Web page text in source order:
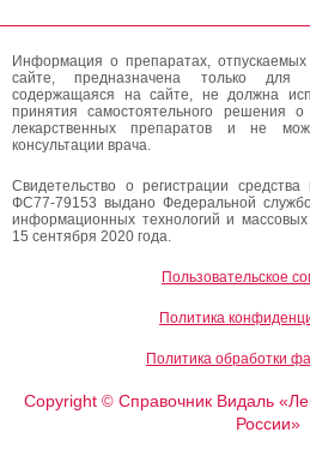
Информация о препаратах,
сайте, предназначена только для
содержащаяся на сайте, не должна
принятия самостоятельного решения
лекарственных препаратов и не
консультации врача.
Свидетельство о регистрации
ФС77-79153 выдано Федеральной
информационных технологий и
15 сентября 2020 года.
Пользовательское
Политика
Политика обработки
Copyright ©Справочник Видаль
России»